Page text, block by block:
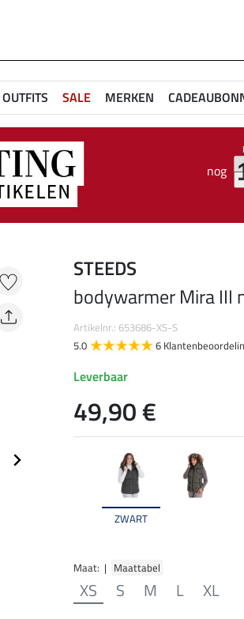
OUTFITS SALE MERKEN
nog
ZWART
Maat: | Maattabel
XS S M L XL
STEEDS
bodywarmer Mira III
Artikelnr.: 653686-XS-S
5.0
6
Leverbaar
49,90 €